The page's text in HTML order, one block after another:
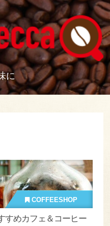
に
COFFEESHOP
すめカフェ＆コーヒー